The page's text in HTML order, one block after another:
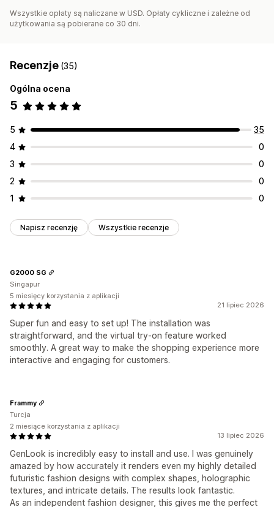
Wszystkie opłaty są naliczane w USD. Opłaty cykliczne i zależne od
użytkowania są pobierane co 30 dni.
Recenzje (35)
Ogólna ocena
5
5
35
4
0
3
0
2
0
1
0
Napisz recenzję Wszystkie recenzje
21 lipiec 2026
Super fun and easy to set up! The installation was
straightforward, and the virtual try-on feature worked
smoothly. A great way to make the shopping experience more
interactive and engaging for customers.
G2000 SG
Singapur
5 miesięcy korzystania z aplikacji
13 lipiec 2026
GenLook is incredibly easy to install and use. I was genuinely
amazed by how accurately it renders even my highly detailed
futuristic fashion designs with complex shapes, holographic
textures, and intricate details. The results look fantastic.
As an independent fashion designer, this gives me the perfect
Frammy
Turcja
2 miesiące korzystania z aplikacji